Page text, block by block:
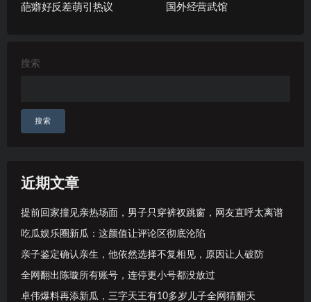
葩癖好反差萌引热议 国外经营武馆
搜索
搜索
近期文章
提前回家撞见亲热场面，男子只穿裤衩跳窗，网友直呼太离谱
吃瓜娱乐圈新瓜：这颜值让评论区彻底沦陷
亲子鉴定确认亲生，他依然选择不复相见，原因让人破防
全网翻出陈璇所有账号，连停更小号都没放过
卓伟爆料再添新瓜，三字天王有10多岁儿子全网猜翻天